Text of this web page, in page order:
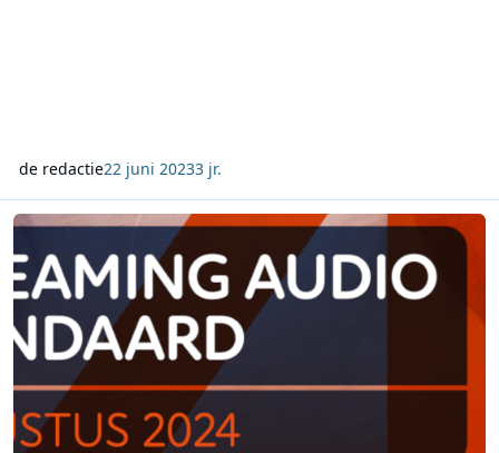
de redactie22 juni 20233 jr.
NMO Streaming Audio Standaard: Luistercijfers augustus 2024